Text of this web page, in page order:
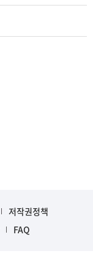
저작권정책
FAQ